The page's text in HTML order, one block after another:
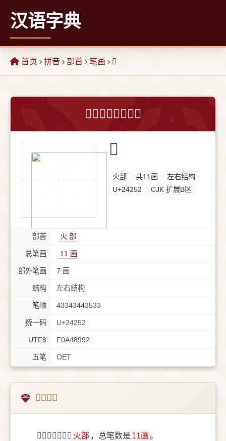
汉语字典
首页 › 拼音 › 部首 › 笔画 › 𤉒
𤉒字的意思和解释
𤉒
⽕部 共11画
左右结构
U+24252
CJK 扩展B区
部首 ⽕ 部
总笔画 11 画
部外笔画 7 画
结构 左右结构
笔顺 43343443533
统一码 U+24252
UTF8 F0A48992
五笔 OET
𤉒字概述
〔𤉒〕字部首是 ⽕部 ，总笔数是 11画。